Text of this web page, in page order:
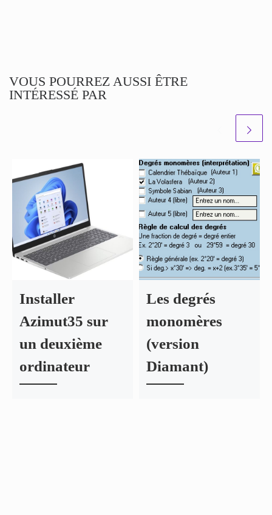
VOUS POURREZ AUSSI ÊTRE
INTÉRESSÉ PAR
Installer
Azimut35 sur
un deuxième
ordinateur
Les degrés
monomères
(version
Diamant)